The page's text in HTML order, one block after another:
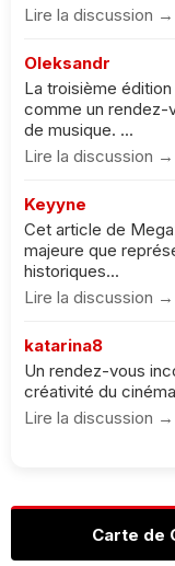
Lire la discussion →
Oleksandr
La troisième édition
comme un rendez-
de musique. ...
Lire la discussion →
Keyyne
Cet article de
majeure que
historiques...
Lire la discussion →
katarina8
Un rendez-vous
créativité du
Lire la discussion →
Carte de